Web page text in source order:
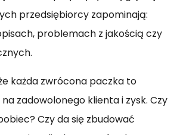
przedsiębiorcy zapominają:
problemach z jakością czy
każda zwrócona paczka to
zadowolonego klienta i zysk. Czy
Czy da się zbudować